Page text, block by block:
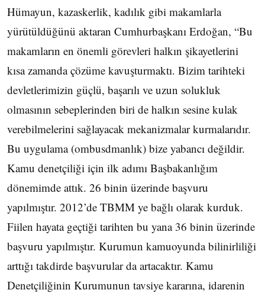
Hümayun, kazaskerlik, kadılık gibi makamlarla
yürütüldüğünü aktaran Cumhurbaşkanı Erdoğan, “Bu
makamların en önemli görevleri halkın şikayetlerini
kısa zamanda çözüme kavuşturmaktı. Bizim tarihteki
devletlerimizin güçlü, başarılı ve uzun solukluk
olmasının sebeplerinden biri de halkın sesine kulak
verebilmelerini sağlayacak mekanizmalar kurmalarıdır.
Bu uygulama (ombusdmanlık) bize yabancı değildir.
Kamu denetçiliği için ilk adımı Başbakanlığım
dönemimde attık. 26 binin üzerinde başvuru
yapılmıştır. 2012’de TBMM ye bağlı olarak kurduk.
Fiilen hayata geçtiği tarihten bu yana 36 binin üzerinde
başvuru yapılmıştır. Kurumun kamuoyunda bilinirliliği
arttığı takdirde başvurular da artacaktır. Kamu
Denetçiliğinin Kurumunun tavsiye kararına, idarenin